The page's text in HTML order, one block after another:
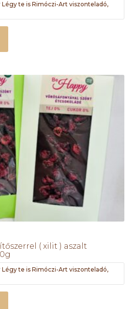
te is Rimóczi-Art viszonteladó,
( xilit ) aszalt
te is Rimóczi-Art viszonteladó,